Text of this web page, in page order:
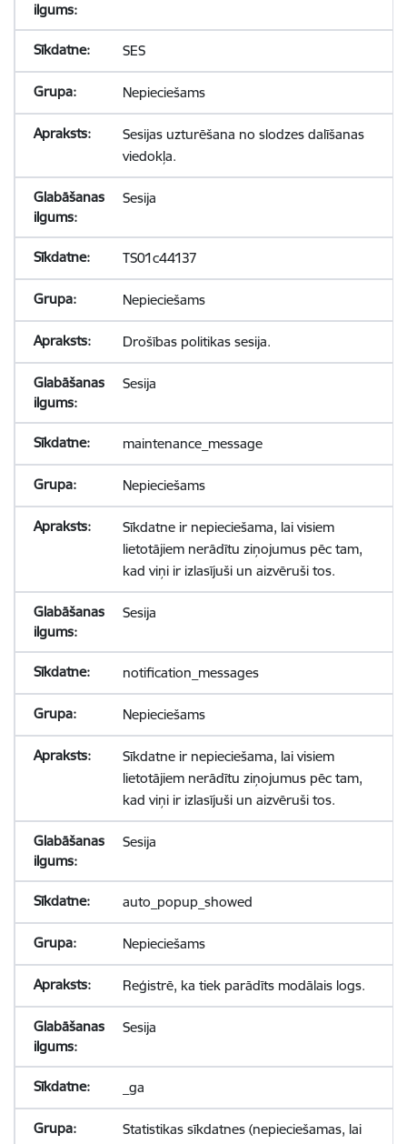
SES
Nepieciešams
Sesijas uzturēšana no slodzes dalīšanas
viedokļa.
Sesija
TS01c44137
Nepieciešams
Drošības politikas sesija.
Sesija
maintenance_message
Nepieciešams
Sīkdatne ir nepieciešama, lai visiem
lietotājiem nerādītu ziņojumus pēc tam,
kad viņi ir izlasījuši un aizvēruši tos.
Sesija
notification_messages
Nepieciešams
Sīkdatne ir nepieciešama, lai visiem
lietotājiem nerādītu ziņojumus pēc tam,
kad viņi ir izlasījuši un aizvēruši tos.
Sesija
auto_popup_showed
Nepieciešams
Reģistrē, ka tiek parādīts modālais logs.
Sesija
_ga
Statistikas sīkdatnes (nepieciešamas, lai